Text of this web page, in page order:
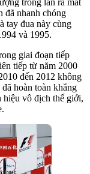
trong lần ra mắt
đã nhanh chóng
tay đua này cùng
và 1995.
giai đoạn tiếp
tiếp từ năm 2000
đến 2012 không
hoàn toàn khẳng
vô địch thế giới,